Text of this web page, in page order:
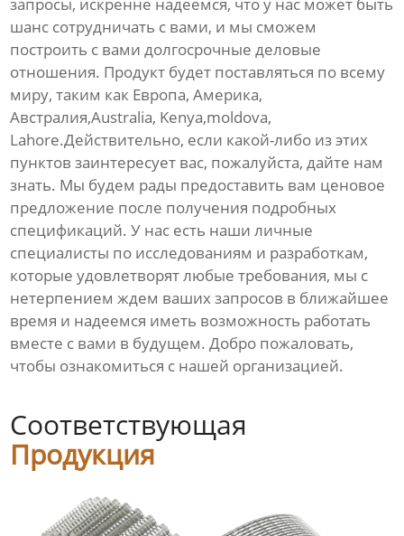
запросы, искренне надеемся, что у нас может быть
шанс сотрудничать с вами, и мы сможем
построить с вами долгосрочные деловые
отношения. Продукт будет поставляться по всему
миру, таким как Европа, Америка,
Австралия,Australia, Kenya,moldova,
Lahore.Действительно, если какой-либо из этих
пунктов заинтересует вас, пожалуйста, дайте нам
знать. Мы будем рады предоставить вам ценовое
предложение после получения подробных
спецификаций. У нас есть наши личные
специалисты по исследованиям и разработкам,
которые удовлетворят любые требования, мы с
нетерпением ждем ваших запросов в ближайшее
время и надеемся иметь возможность работать
вместе с вами в будущем. Добро пожаловать,
чтобы ознакомиться с нашей организацией.
Соответствующая
Продукция